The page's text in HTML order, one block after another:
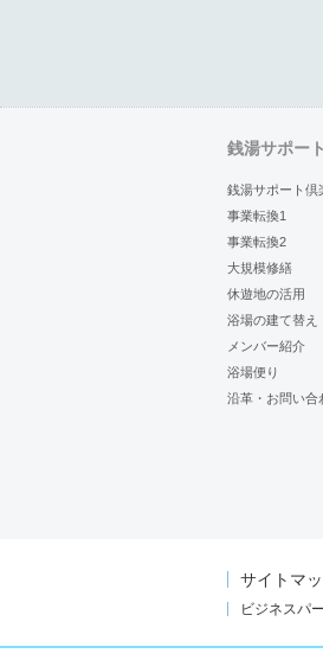
銭湯サポー
銭湯サポート倶
事業転換1
事業転換2
大規模修繕
休遊地の活用
浴場の建て替え
メンバー紹介
浴場便り
沿革・お問い合
サイトマ
ビジネスパ